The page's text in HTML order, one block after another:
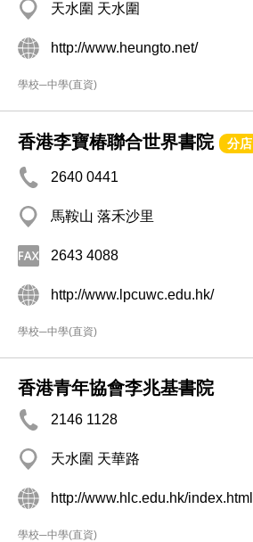
天水圍 天水圍
http://www.heungto.net/
學校─中學(直資)
香港李寶椿聯合世界書院 分店
2640 0441
馬鞍山 落禾沙里
2643 4088
http://www.lpcuwc.edu.hk/
學校─中學(直資)
香港青年協會李兆基書院
2146 1128
天水圍 天華路
http://www.hlc.edu.hk/index.html
學校─中學(直資)